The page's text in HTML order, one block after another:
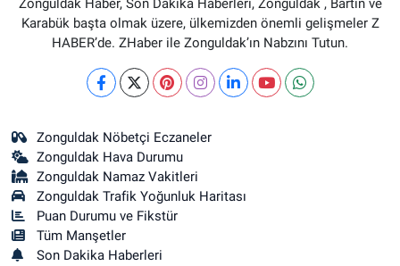
Zonguldak Haber, Son Dakika Haberleri, Zonguldak , Bartın ve
Karabük başta olmak üzere, ülkemizden önemli gelişmeler Z
HABER’de. ZHaber ile Zonguldak’ın Nabzını Tutun.
Zonguldak Nöbetçi Eczaneler
Zonguldak Hava Durumu
Zonguldak Namaz Vakitleri
Zonguldak Trafik Yoğunluk Haritası
Puan Durumu ve Fikstür
Tüm Manşetler
Son Dakika Haberleri